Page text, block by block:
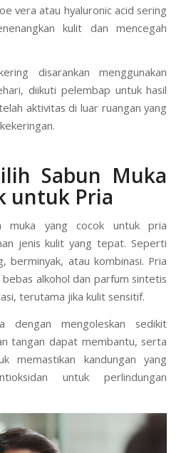
vera atau hyaluronic acid sering
kulit dan mencegah
disarankan menggunakan
diikuti pelembap untuk hasil
aktivitas di luar ruangan yang
Sabun Muka
untuk Pria
muka yang cocok untuk pria
jenis kulit yang tepat. Seperti
berminyak, atau kombinasi. Pria
alkohol dan parfum sintetis
terutama jika kulit sensitif.
dengan mengoleskan sedikit
tangan dapat membantu, serta
memastikan kandungan yang
untuk perlindungan